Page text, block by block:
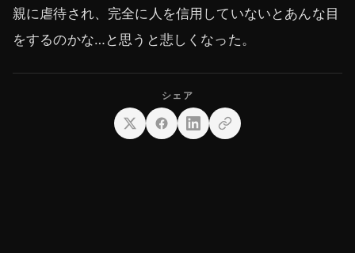
親に虐待され、完全に人を信用していないとあんな目
をするのかな…と思うと悲しくなった。